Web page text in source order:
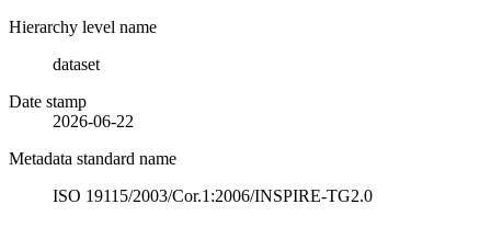
Hierarchy level name
dataset
Date stamp
2026-06-22
Metadata standard name
ISO 19115/2003/Cor.1:2006/INSPIRE-TG2.0